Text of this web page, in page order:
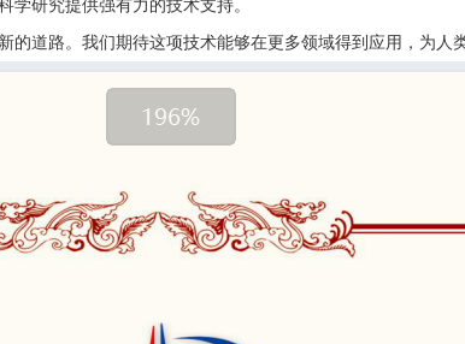
研究提供强有力的技术支持。
道路。我们期待这项技术能够在更多领域得到应用，为人